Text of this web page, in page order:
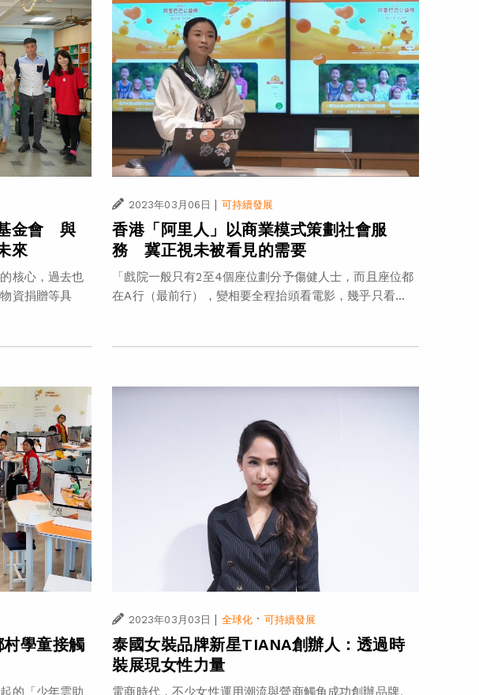
金會 與
來
核心，過去也
資捐贈等具
2023年03月06日 | 可持續發展
香港「阿里人」以商業模式策劃社會服
務 冀正視未被看見的需要
「戲院一般只有2至4個座位劃分予傷健人士，而且座位都
在A行（最前行），變相要全程抬頭看電影，幾乎只看...
村學童接觸
的「少年雲助
2023年03月03日 | 全球化 · 可持續發展
泰國女裝品牌新星TIANA創辦人：透過時
裝展現女性力量
電商時代，不少女性運用潮流與營商觸角成功創辦品牌。